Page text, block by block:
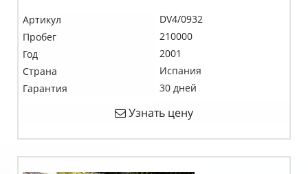
Артикул
DV4/0932
Пробег
210000
Год
2001
Страна
Испания
Гарантия
30 дней
Узнать цену